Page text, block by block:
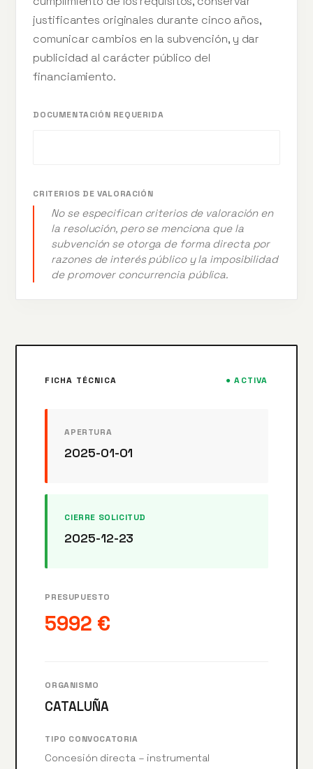
justificantes originales durante cinco años,
comunicar cambios en la subvención, y dar
publicidad al carácter público del
financiamiento.
DOCUMENTACIÓN REQUERIDA
CRITERIOS DE VALORACIÓN
No se especifican criterios de valoración en
la resolución, pero se menciona que la
subvención se otorga de forma directa por
razones de interés público y la imposibilidad
de promover concurrencia pública.
FICHA TÉCNICA ● ACTIVA
APERTURA
2025-01-01
CIERRE SOLICITUD
2025-12-23
PRESUPUESTO
5992 €
ORGANISMO
CATALUÑA
TIPO CONVOCATORIA
Concesión directa – instrumental